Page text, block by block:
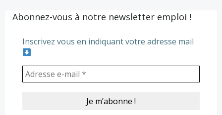
Abonnez-vous à notre newsletter emploi !
Inscrivez vous en indiquant votre adresse mail